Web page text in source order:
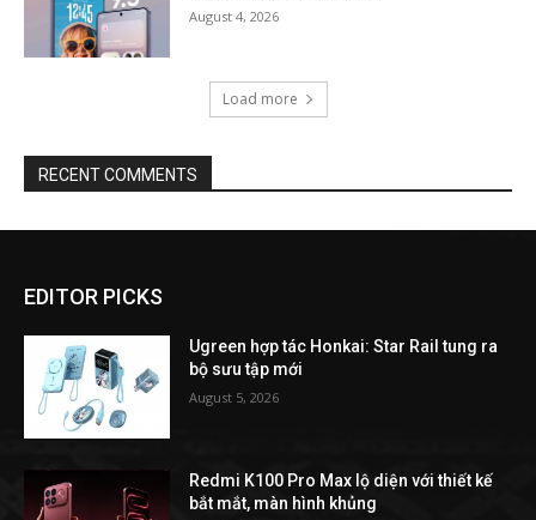
August 4, 2026
Load more
RECENT COMMENTS
EDITOR PICKS
Ugreen hợp tác Honkai: Star Rail tung ra
bộ sưu tập mới
August 5, 2026
Redmi K100 Pro Max lộ diện với thiết kế
bắt mắt, màn hình khủng